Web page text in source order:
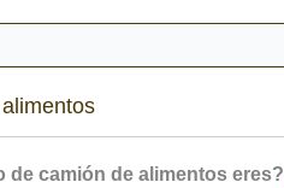
de camión de alimentos eres?